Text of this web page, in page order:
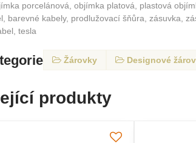
porcelánová, objímka platová, plastová
barevné kabely, prodlužovací šňůra, zásuvka,
tesla
Žárovky Designové
produkty